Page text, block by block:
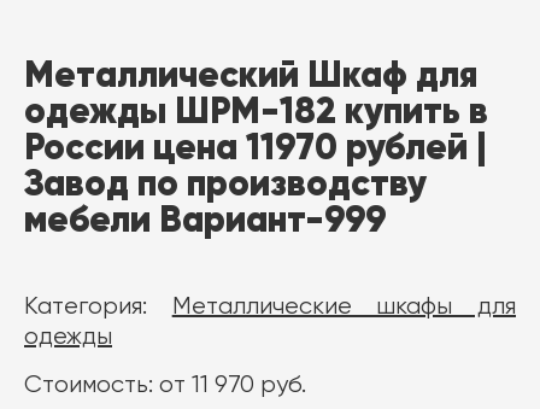
Металлический Шкаф для
одежды ШРМ-182 купить в
России цена 11970 рублей |
Завод по производству
мебели Вариант-999
Категория:
Металлические шкафы для
одежды
Стоимость: от 11 970 руб.